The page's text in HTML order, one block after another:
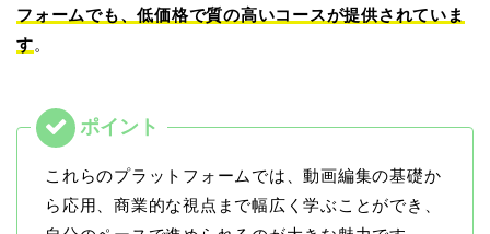
フォームでも、低価格で質の高いコースが提供されていま
す。
これらのプラットフォームでは、動画編集の基礎か
ら応用、商業的な視点まで幅広く学ぶことができ、